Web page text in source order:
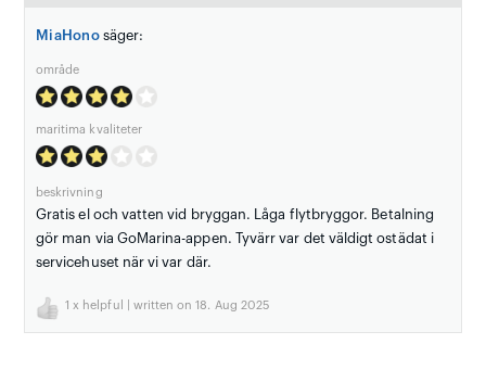
MiaHonosäger:
område
maritima kvaliteter
beskrivning
Gratis el och vatten vid bryggan. Låga flytbryggor. Betalning
gör man via GoMarina-appen. Tyvärr var det väldigt ostädat i
servicehuset när vi var där.
1 x helpful | written on 18. Aug 2025